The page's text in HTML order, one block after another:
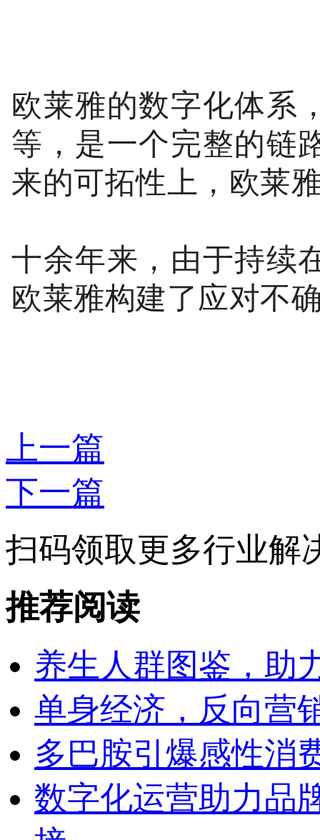
欧莱雅的数字化体系
等，是一个完整的链
来的可拓性上，欧莱
十余年来，由于持续
欧莱雅构建了应对不
上一篇
下一篇
扫码领取更多行业解
推荐阅读
养生人群图鉴，助
单身经济，反向营
多巴胺引爆感性消
数字化运营助力品